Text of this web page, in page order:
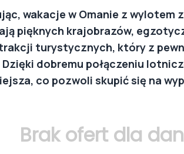
wakacje w Omanie z
pięknych krajobrazów,
turystycznych, który z
dobremu połączeniu
co pozwoli skupić się na
Brak ofert dla